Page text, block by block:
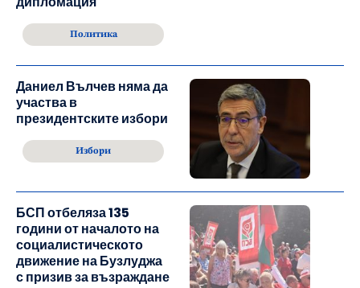
Политика
Даниел Вълчев няма да
участва в
президентските избори
Избори
БСП отбеляза 135
години от началото на
социалистическото
движение на Бузлуджа
с призив за възраждане